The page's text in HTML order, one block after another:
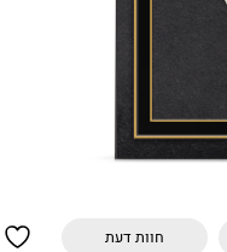
חוות דעת